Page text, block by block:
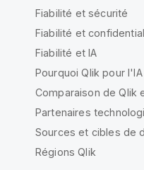
Fiabilité et sécurité
Fiabilité et
Fiabilité et IA
Pourquoi Qlik pour l'IA
Comparaison de Qlik
Partenaires
Sources et cibles de
Régions Qlik